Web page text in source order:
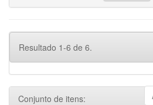
Resultado 1-6 de 6.
Conjunto de itens: